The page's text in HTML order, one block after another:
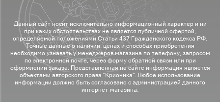
Данный сайт носит исключительно информационный характер и ни
при каких обстоятельствах не является публичной офертой,
определяемой положениями Статьи 437 Гражданского кодекса РФ.
Точные данные о наличии, ценах и способах приобретения
необходимо узнавать у менеджеров магазина по телефону, запросом
по электронной почте, через форму обратной связи или при
оформлении заказа. Представленная на сайте информация является
объектами авторского права "Крионика". Любое использование
информации должно быть согласовано с администрацией данного
интернет-магазина.